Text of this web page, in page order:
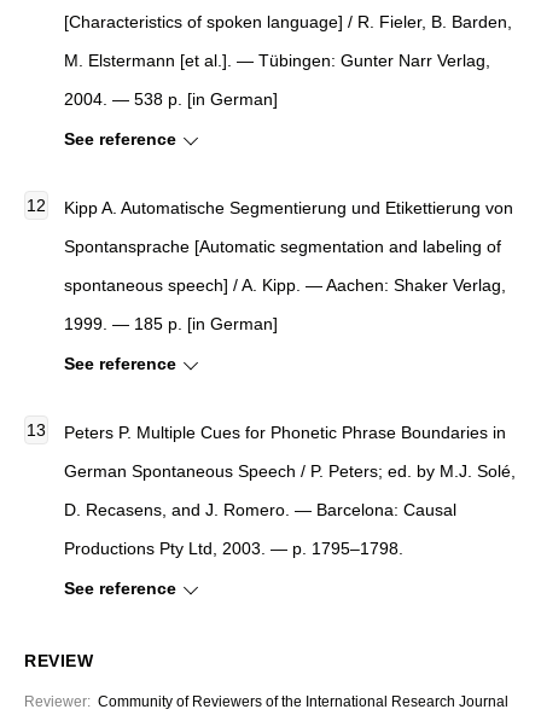
[Characteristics of spoken language] / R. Fieler, B. Barden,
M. Elstermann [et al.]. — Tübingen: Gunter Narr Verlag,
2004. — 538 p. [in German]
See reference
Kipp A. Automatische Segmentierung und Etikettierung von
Spontansprache [Automatic segmentation and labeling of
spontaneous speech] / A. Kipp. — Aachen: Shaker Verlag,
1999. — 185 p. [in German]
See reference
Peters P. Multiple Cues for Phonetic Phrase Boundaries in
German Spontaneous Speech / P. Peters; ed. by M.J. Solé,
D. Recasens, and J. Romero. — Barcelona: Causal
Productions Pty Ltd, 2003. — p. 1795–1798.
See reference
REVIEW
Reviewer: Community of Reviewers of the International Research Journal